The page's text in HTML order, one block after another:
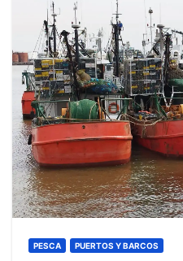
PESCA PUERTOS Y BARCOS